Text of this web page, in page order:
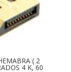
( 2
4 K, 60